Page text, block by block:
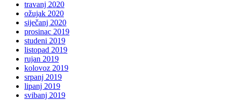
travanj 2020
ožujak 2020
siječanj 2020
prosinac 2019
studeni 2019
listopad 2019
rujan 2019
kolovoz 2019
srpanj 2019
lipanj 2019
svibanj 2019